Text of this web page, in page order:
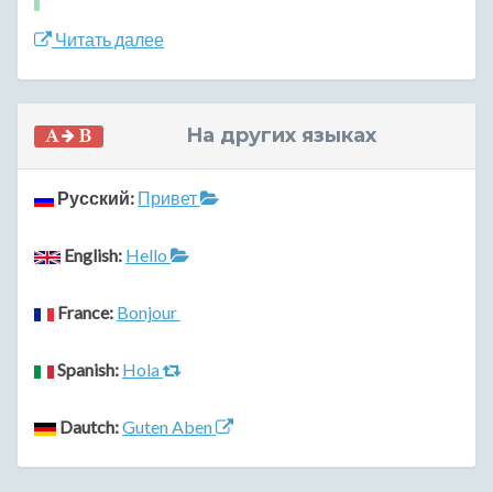
Читать далее
На других языках
Русский: Привет
English: Hello
France: Bonjour
Spanish: Hola
Dautch:Guten Aben